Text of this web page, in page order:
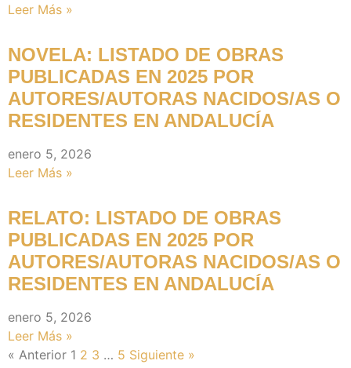
Leer Más »
NOVELA: LISTADO DE OBRAS
PUBLICADAS EN 2025 POR
AUTORES/AUTORAS NACIDOS/AS O
RESIDENTES EN ANDALUCÍA
enero 5, 2026
Leer Más »
RELATO: LISTADO DE OBRAS
PUBLICADAS EN 2025 POR
AUTORES/AUTORAS NACIDOS/AS O
RESIDENTES EN ANDALUCÍA
enero 5, 2026
Leer Más »
« Anterior 1 2 3 … 5 Siguiente »